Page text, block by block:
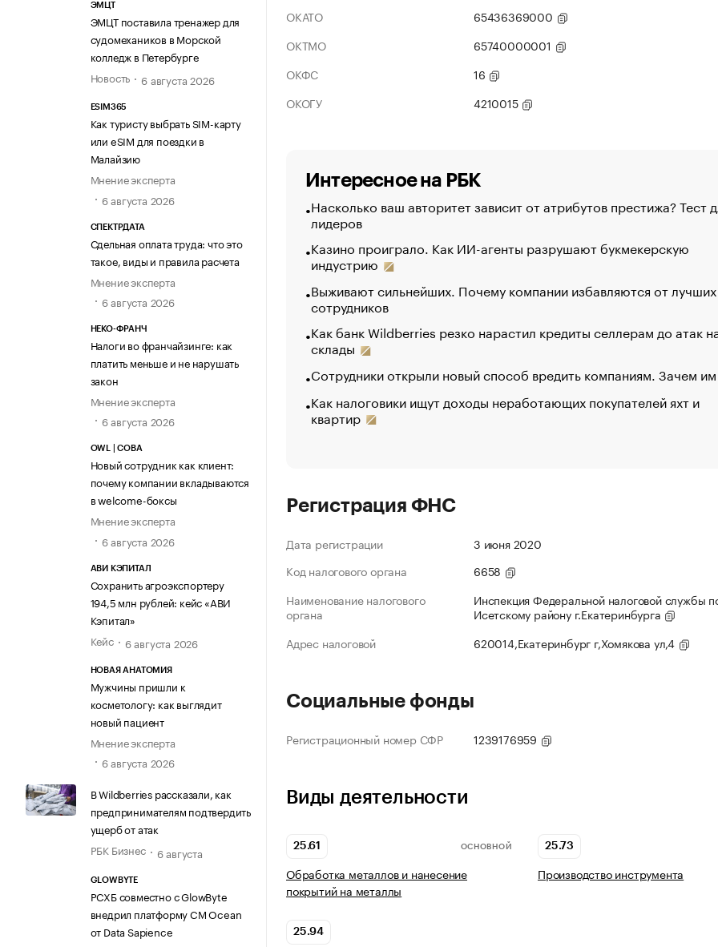
ЭМЦТ
ЭМЦТ поставила тренажер для
судомехаников в Морской
колледж в Петербурге
Новость
6 августа 2026
ESIM365
Как туристу выбрать SIM-карту
или eSIM для поездки в
Малайзию
Мнение эксперта
6 августа 2026
СПЕКТРДАТА
Сдельная оплата труда: что это
такое, виды и правила расчета
Мнение эксперта
6 августа 2026
НЕКО-ФРАНЧ
Налоги во франчайзинге: как
платить меньше и не нарушать
закон
Мнение эксперта
6 августа 2026
OWL | СОВА
Новый сотрудник как клиент:
почему компании вкладываются
в welcome-боксы
Мнение эксперта
6 августа 2026
АВИ КЭПИТАЛ
Сохранить агроэкспортеру
194,5 млн рублей: кейс «АВИ
Кэпитал»
Кейс
6 августа 2026
НОВАЯ АНАТОМИЯ
Мужчины пришли к
косметологу: как выглядит
новый пациент
Мнение эксперта
6 августа 2026
В Wildberries рассказали, как
предпринимателям подтвердить
ущерб от атак
РБК Бизнес
6 августа
GLOWBYTE
РСХБ совместно с GlowByte
внедрил платформу CM Ocean
от Data Sapience
ОКАТО
65436369000
ОКТМО
65740000001
ОКФС
16
ОКОГУ
4210015
Интересное на РБК
Насколько ваш авторитет зависит от атрибутов престижа? Тест
лидеров
Казино проиграло. Как ИИ-агенты разрушают букмекерскую
индустрию
Выживают сильнейших. Почему компании избавляются от лучших
сотрудников
Как банк Wildberries резко нарастил кредиты селлерам до атак
склады
Сотрудники открыли новый способ вредить компаниям. Зачем
Как налоговики ищут доходы неработающих покупателей яхт и
квартир
Регистрация ФНС
Дата регистрации
3 июня 2020
Код налогового органа
6658
Наименование налогового
органа
Инспекция Федеральной налоговой службы
Исетскому району г.Екатеринбурга
Адрес налоговой
620014,Екатеринбург г,Хомякова ул,4
Социальные фонды
Регистрационный номер СФР 1239176959
Виды деятельности
25.61 ОСНОВНОЙ
Обработка металлов и нанесение
покрытий на металлы
25.73
Производство инструмента
25.94